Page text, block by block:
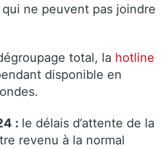
ne peuvent pas joindre
total, la hotline
disponible en
: le délais d’attente de la
revenu à la normal